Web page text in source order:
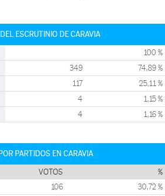
ESCRUTINIO DE CARAVIA
100 %
349 74,89 %
117 25,11 %
4 1,15 %
4 1,16 %
PARTIDOS EN CARAVIA
VOTOS %
106 30,72 %